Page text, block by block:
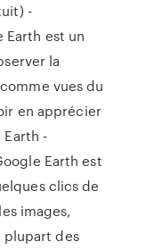
-
est un
la
vues du
en apprécier
-
Earth est
clics de
images,
plupart des